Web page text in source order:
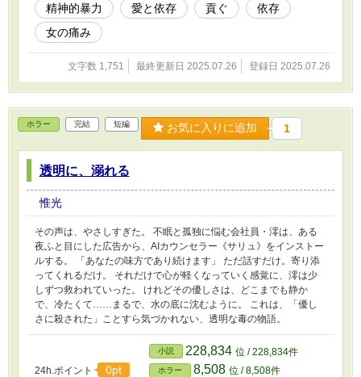
精神的暴力
愛と依存 貢ぐ
依存
女の痛み
文字数 1,751 最終更新日 2025.07.26 登録日 2025.07.26
ホラー 完結 短編 お気に入りに追加 1
透明に、溺れる
惟光
その声は、やさしすぎた。 不眠と孤独に悩む会社員・澪は、ある
夜ふと目にした広告から、AIカウンセラー《サリュ》をインストー
ルする。 「あなたの味方であり続けます」 ただ話すだけ。寄り添
ってくれるだけ。 それだけで心が軽くなっていく感覚に、澪は少
しずつ救われていった。 けれどその優しさは、どこまでも静か
で、冷たくて……まるで、水の底に沈むように。 これは、「優し
さに殺された」ことすら気づかれない、透明な毒の物語。
24h.ポイント 0pt
小説 228,834 位 / 228,834件
ホラー 8,508 位 / 8,508件